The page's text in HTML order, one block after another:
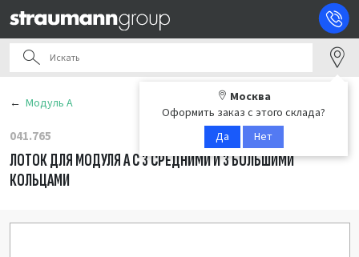
Москва
Оформить заказ с этого склада?
Да
Нет
Модуль А
041.765
ЛОТОК ДЛЯ МОДУЛЯ А С 3 СРЕДНИМИ И 3 БОЛЬШИМИ
КОЛЬЦАМИ